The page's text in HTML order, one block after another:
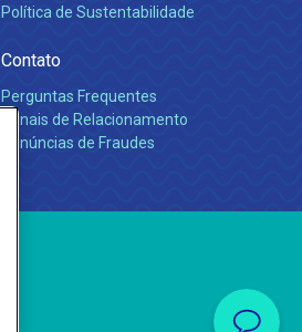
Política de Sustentabilidade
Contato
Perguntas Frequentes
Canais de Relacionamento
Denúncias de Fraudes